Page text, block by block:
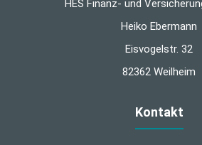
HES Finanz- und
Heiko Ebermann
Eisvogelstr. 32
82362 Weilheim
Kontakt